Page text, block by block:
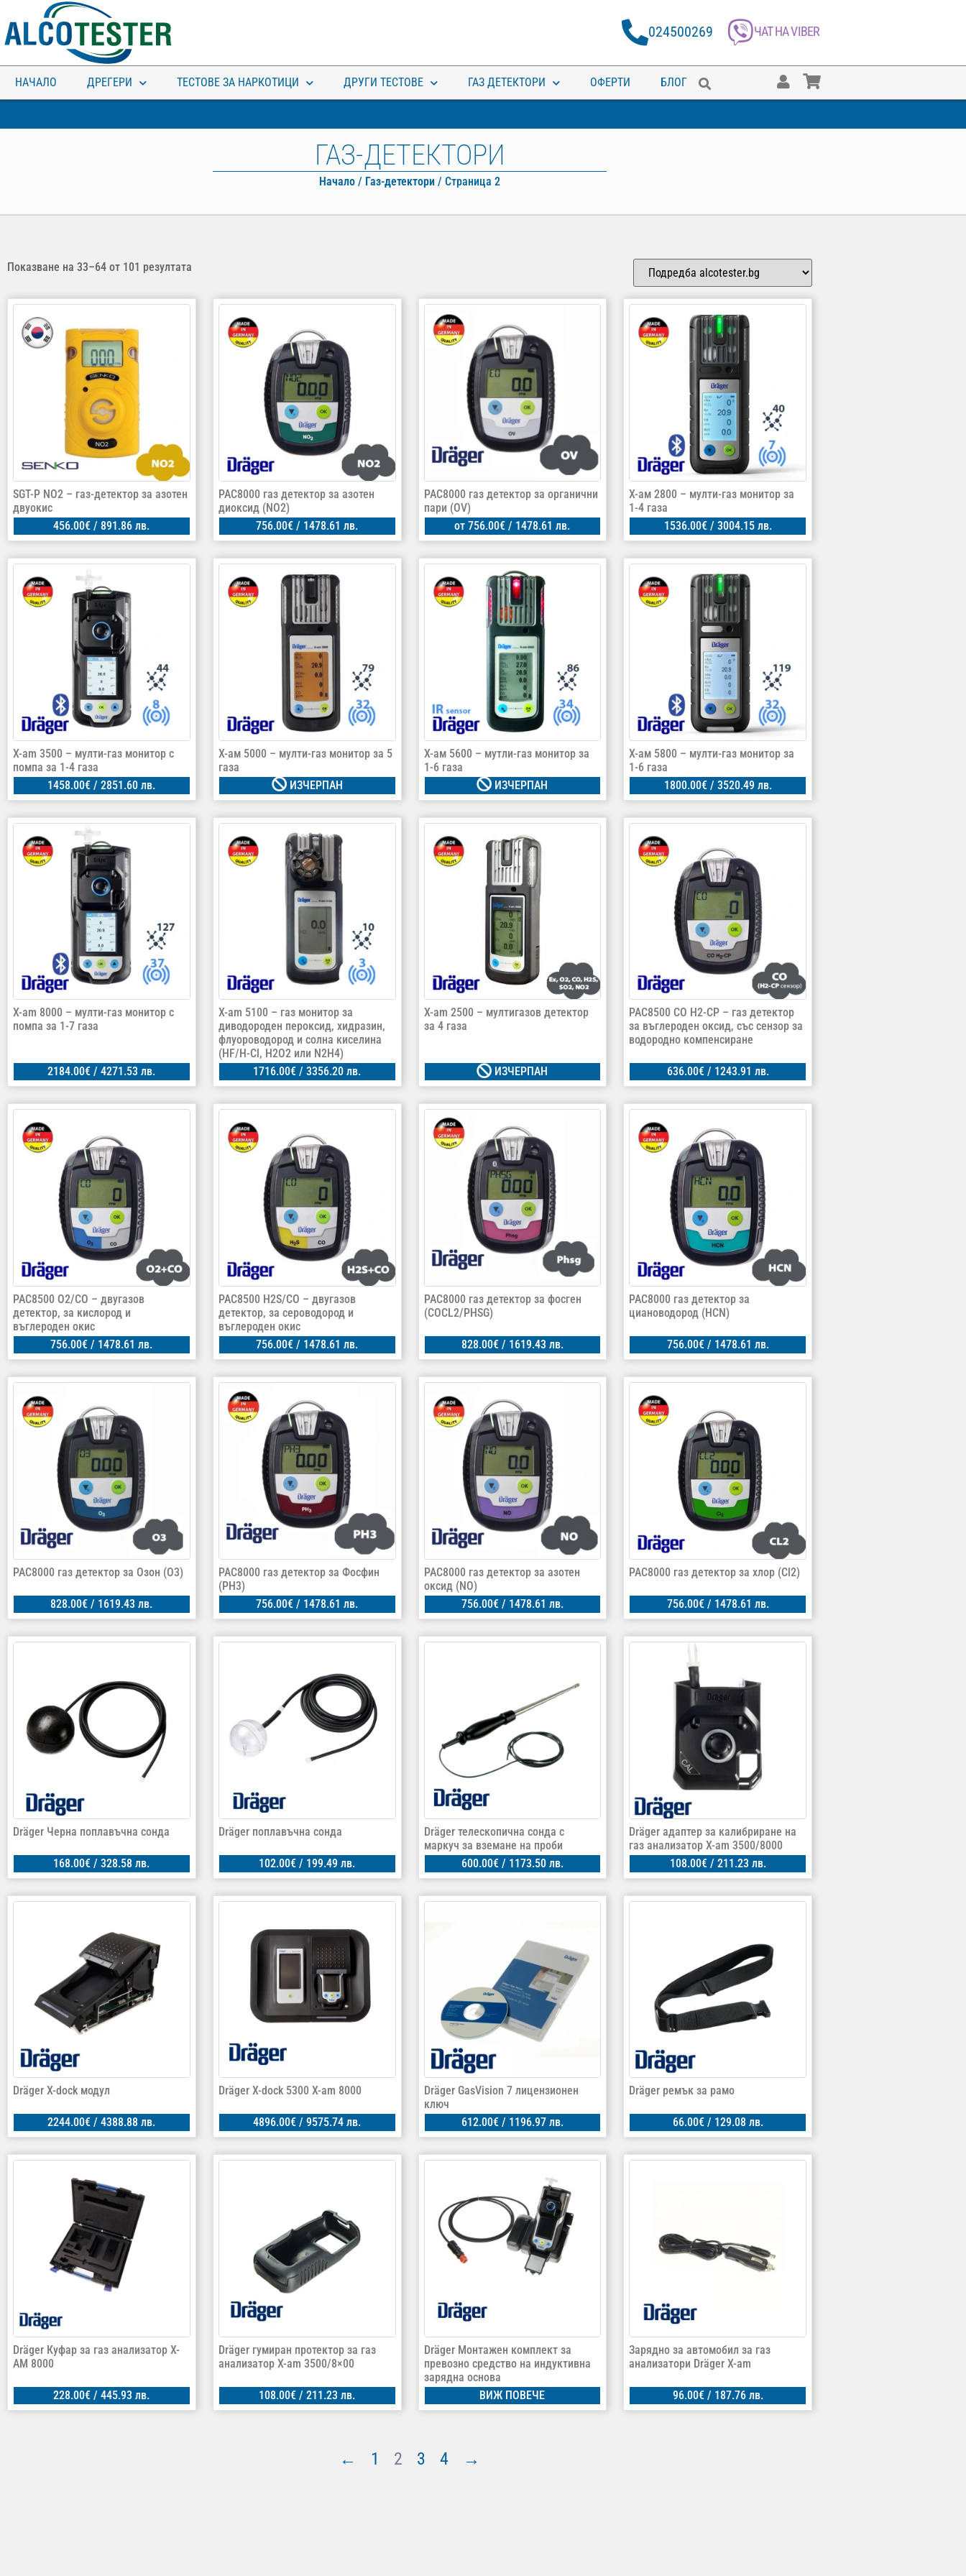
024500269 ЧАТ НА VIBER
НАЧАЛО ДРЕГЕРИ ТЕСТОВЕ ЗА НАРКОТИЦИ ДРУГИ ТЕСТОВЕ ГАЗ ДЕТЕКТОРИ ОФЕРТИ БЛОГ
ЗА КОЛКО ВРЕМЕ ХВАЩАТ
ГАЗ-ДЕТЕКТОРИ
Начало / Газ-детектори / Страница 2
Показване на 33–64 от 101 резултата
SGT-P NO2 – газ-детектор за азотен
двуокис
456.00€ / 891.86 лв.
PAC8000 газ детектор за азотен
диоксид (NO2)
756.00€ / 1478.61 лв.
PAC8000 газ детектор за органични
пари (OV)
от 756.00€ / 1478.61 лв.
X-ам 2800 – мулти-газ монитор за
1-4 газа
1536.00€/ 3004.15 лв.
X-am 3500 – мулти-газ монитор с
помпа за 1-4 газа
1458.00€ / 2851.60 лв.
X-ам 5000 – мулти-газ монитор за 5
газа
ИЗЧЕРПАН
X-ам 5600 – мутли-газ монитор за
1-6 газа
ИЗЧЕРПАН
X-ам 5800 – мулти-газ монитор за
1-6 газа
1800.00€/ 3520.49 лв.
X-am 8000 – мулти-газ монитор с
помпа за 1-7 газа
2184.00€ / 4271.53 лв.
X-am 5100 – газ монитор за
диводороден пероксид, хидразин,
флуороводород и солна киселина
(HF/H-Cl, H2O2 или N2H4)
1716.00€ / 3356.20 лв.
X-am 2500 – мултигазов детектор
за 4 газа
ИЗЧЕРПАН
PAC8500 CO H2-CP – газ детектор
за въглероден оксид, със сензор за
водородно компенсиране
636.00€/ 1243.91 лв.
PAC8500 O2/CO – двугазов
детектор, за кислород и
въглероден окис
756.00€ / 1478.61 лв.
PAC8500 H2S/CO – двугазов
детектор, за сероводород и
въглероден окис
756.00€ / 1478.61 лв.
PAC8000 газ детектор за фосген
(COCL2/PHSG)
828.00€/ 1619.43 лв.
PAC8000 газ детектор за
циановодород (HCN)
756.00€/ 1478.61 лв.
PAC8000 газ детектор за Озон (O3)
828.00€ / 1619.43 лв.
PAC8000 газ детектор за Фосфин
(PH3)
756.00€ / 1478.61 лв.
PAC8000 газ детектор за азотен
оксид (NO)
756.00€/ 1478.61 лв.
PAC8000 газ детектор за хлор (Cl2)
756.00€/ 1478.61 лв.
Dräger Черна поплавъчна сонда
168.00€ / 328.58 лв.
Dräger поплавъчна сонда
102.00€ / 199.49 лв.
Dräger телескопична сонда с
маркуч за вземане на проби
600.00€/ 1173.50 лв.
Dräger адаптер за калибриране на
газ анализатор X-am 3500/8000
108.00€/ 211.23 лв.
Dräger X-dock модул
2244.00€ / 4388.88 лв.
Dräger X-dock 5300 X-am 8000
4896.00€ / 9575.74 лв.
Dräger GasVision 7 лицензионен
ключ
612.00€/ 1196.97 лв.
Dräger ремък за рамо
66.00€/ 129.08 лв.
Dräger Куфар за газ анализатор X-
AM 8000
228.00€ / 445.93 лв.
Dräger гумиран протектор за газ
анализатор X-am 3500/8×00
108.00€ / 211.23 лв.
Dräger Монтажен комплект за
превозно средство на индуктивна
зарядна основа
ВИЖ ПОВЕЧЕ
Зарядно за автомобил за газ
анализатори Dräger X-am
96.00€/ 187.76 лв.
← 1 2 3 4 →